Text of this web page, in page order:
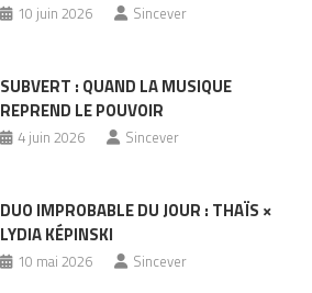
10 juin 2026 Sincever
SUBVERT : QUAND LA MUSIQUE
REPREND LE POUVOIR
4 juin 2026 Sincever
DUO IMPROBABLE DU JOUR : THAÏS ×
LYDIA KÉPINSKI
10 mai 2026 Sincever